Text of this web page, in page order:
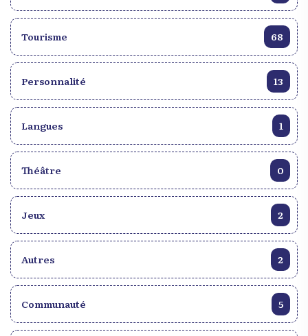
Tourisme 68
Personnalité 13
Langues 1
Théâtre 0
Jeux 2
Autres 2
Communauté 5